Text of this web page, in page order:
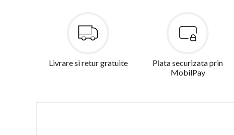
Livrare si retur gratuite
Plata securizata prin
MobilPay